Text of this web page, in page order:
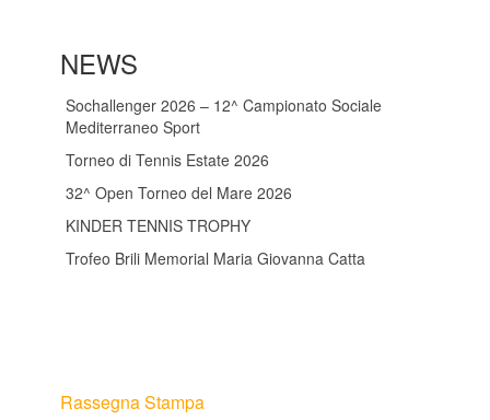
NEWS
Sochallenger 2026 – 12^ Campionato Sociale
Mediterraneo Sport
Torneo di Tennis Estate 2026
32^ Open Torneo del Mare 2026
KINDER TENNIS TROPHY
Trofeo Brili Memorial Maria Giovanna Catta
Rassegna Stampa